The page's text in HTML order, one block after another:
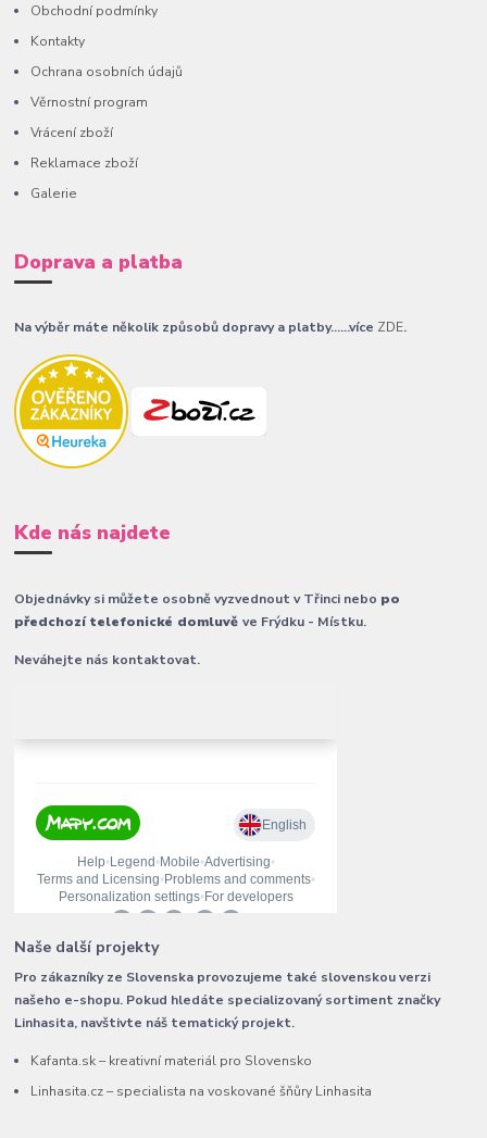
Obchodní podmínky
Kontakty
Ochrana osobních údajů
Věrnostní program
Vrácení zboží
Reklamace zboží
Galerie
Doprava a platba
Na výběr máte několik způsobů dopravy a platby......více ZDE.
Kde nás najdete
Objednávky si můžete osobně vyzvednout v Třinci nebo po
předchozí telefonické domluvěve Frýdku - Místku.
Neváhejte nás kontaktovat.
Naše další projekty
Pro zákazníky ze Slovenska provozujeme také slovenskou verzi
našeho e-shopu. Pokud hledáte specializovaný sortiment značky
Linhasita, navštivte náš tematický projekt.
Kafanta.sk – kreativní materiál pro Slovensko
Linhasita.cz – specialista na voskované šňůry Linhasita